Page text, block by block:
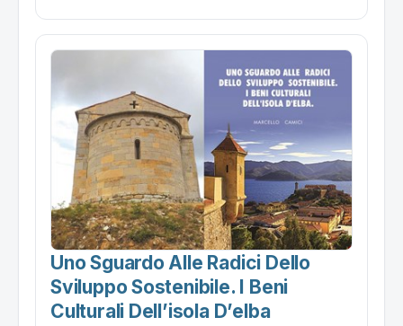
Uno Sguardo Alle Radici Dello
Sviluppo Sostenibile. I Beni
Culturali Dell’isola D’elba